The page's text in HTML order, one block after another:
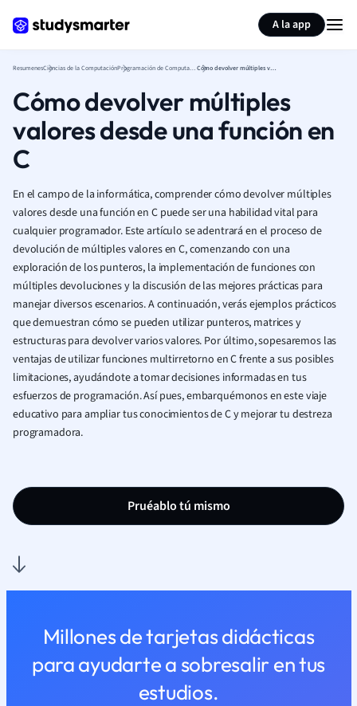
A la app
ResumenesCiencias de la Computación Programación de Computadoras Cómo devolver múltiples valores desde una función en C
Cómo devolver múltiples
valores desde una función en
C
En el campo de la informática, comprender cómo devolver múltiples
valores desde una función en C puede ser una habilidad vital para
cualquier programador. Este artículo se adentrará en el proceso de
devolución de múltiples valores en C, comenzando con una
exploración de los punteros, la implementación de funciones con
múltiples devoluciones y la discusión de las mejores prácticas para
manejar diversos escenarios. A continuación, verás ejemplos prácticos
que demuestran cómo se pueden utilizar punteros, matrices y
estructuras para devolver varios valores. Por último, sopesaremos las
ventajas de utilizar funciones multirretorno en C frente a sus posibles
limitaciones, ayudándote a tomar decisiones informadas en tus
esfuerzos de programación. Así pues, embarquémonos en este viaje
educativo para ampliar tus conocimientos de C y mejorar tu destreza
programadora.
Pruéablo tú mismo
Millones de tarjetas didácticas
para ayudarte a sobresalir en tus
estudios.
Resumir página